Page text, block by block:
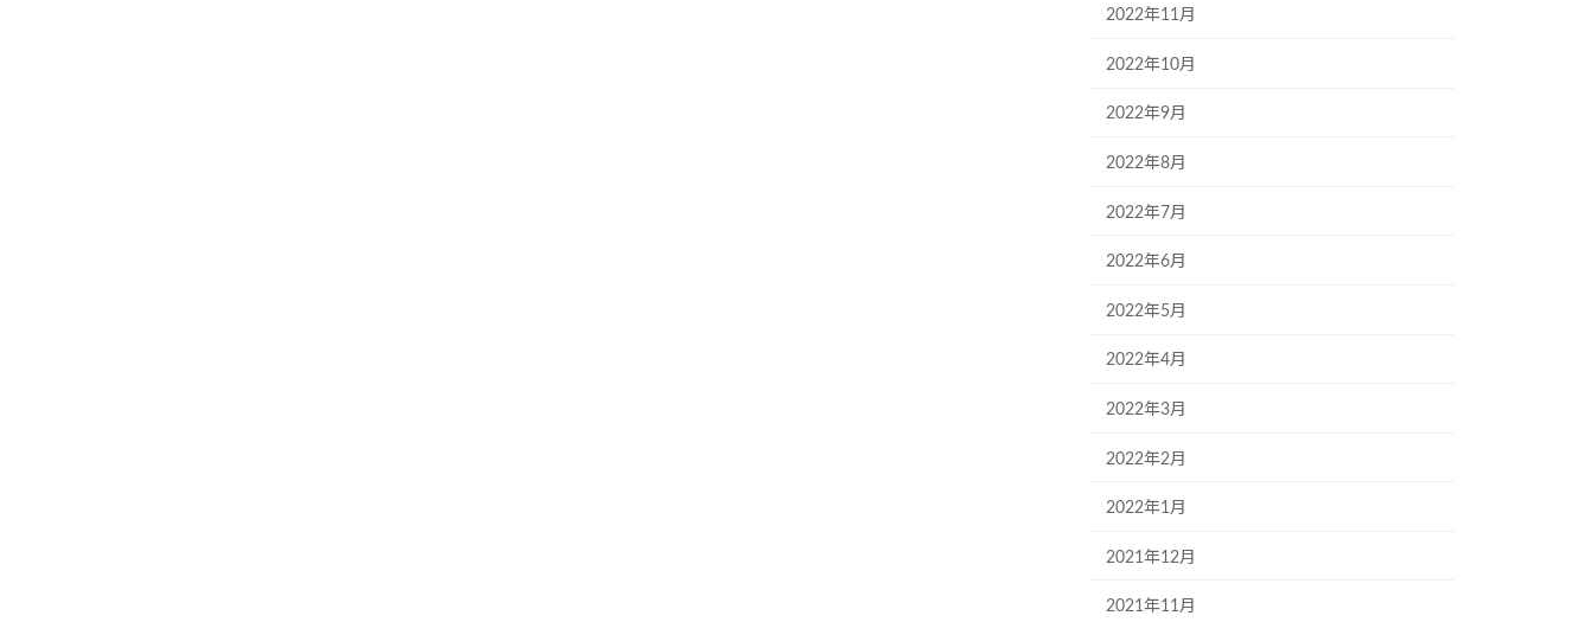
2022年11月
2022年10月
2022年9月
2022年8月
2022年7月
2022年6月
2022年5月
2022年4月
2022年3月
2022年2月
2022年1月
2021年12月
2021年11月